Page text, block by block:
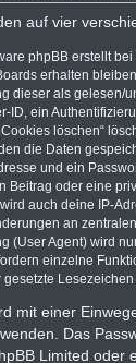
auf vier
phpBB erstellt
erhalten
dieser als gelesen/
ID, ein
löschen“
die Daten
und ein
Beitrag oder eine
auch deine IP-
an
(User Agent) wird
einzelne
gesetzte
mit einer
Das
Limited oder